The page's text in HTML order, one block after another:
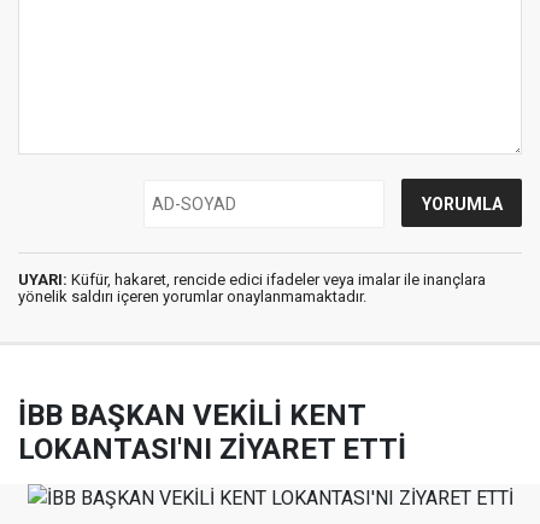
UYARI: Küfür, hakaret, rencide edici ifadeler veya imalar ile inançlara
yönelik saldırı içeren yorumlar onaylanmamaktadır.
İBB BAŞKAN VEKİLİ KENT
LOKANTASI'NI ZİYARET ETTİ